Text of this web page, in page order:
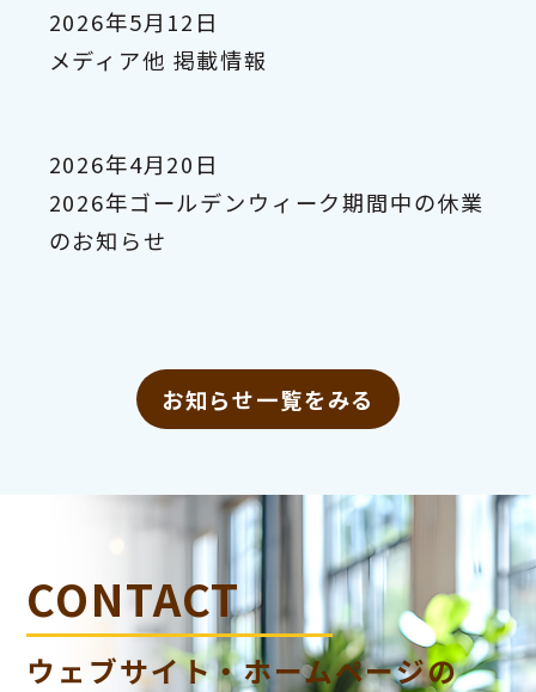
2026年5月12日
メディア他 掲載情報
2026年4月20日
2026年ゴールデンウィーク期間中の休業
のお知らせ
お知らせ一覧をみる
CONTACT
ウェブサイト・ホームページの